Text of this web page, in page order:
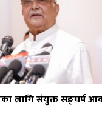
लागि संयुक्त सङ्घर्ष